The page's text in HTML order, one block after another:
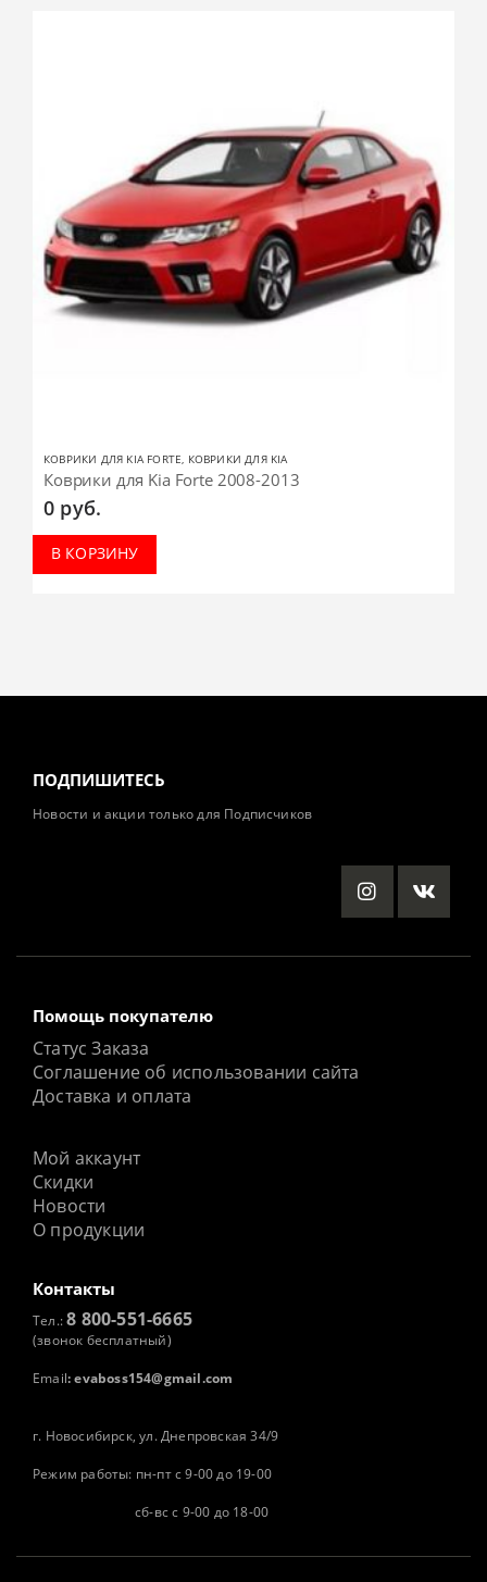
КОВРИКИ ДЛЯ KIA FORTE, КОВРИКИ ДЛЯ KIA
Коврики для Kia Forte 2008-2013
0 руб.
В КОРЗИНУ
ПОДПИШИТЕСЬ
Новости и акции только для Подписчиков
Помощь покупателю
Статус Заказа
Соглашение об использовании сайта
Доставка и оплата
Мой аккаунт
Скидки
Новости
О продукции
Контакты
Тел.:8 800-551-6665
(звонок бесплатный)
Email: evaboss154@gmail.com
г. Новосибирск, ул. Днепровская 34/9
Режим работы: пн-пт с 9-00 до 19-00
сб-вс с 9-00 до 18-00